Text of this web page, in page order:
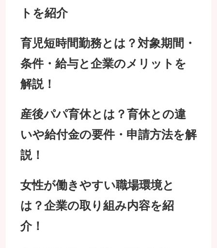
トを紹介
育児短時間勤務とは？対象期間・
条件・給与と企業のメリットを
解説！
産後パパ育休とは？育休との違
いや給付金の要件・申請方法を解
説！
女性が働きやすい職場環境と
は？企業の取り組み内容を紹
介！